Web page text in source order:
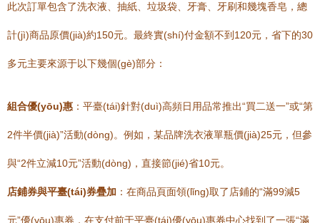
此次訂單包含了洗衣液、抽紙、垃圾袋、牙膏、牙刷和幾塊香皂，總
計(jì)商品原價(jià)約150元。最終實(shí)付金額不到120元，省下的30
多元主要來源于以下幾個(gè)部分：
組合優(yōu)惠 ：平臺(tái)針對(duì)高頻日用品常推出“買二送一”或“第
2件半價(jià)”活動(dòng)。例如，某品牌洗衣液單瓶價(jià)25元，但參
與“2件立減10元”活動(dòng)，直接節(jié)省10元。
店鋪券與平臺(tái)券疊加 ：在商品頁面領(lǐng)取了店鋪的“滿99減5
元”優(yōu)惠券，在支付前于平臺(tái)優(yōu)惠券中心找到了一張“滿